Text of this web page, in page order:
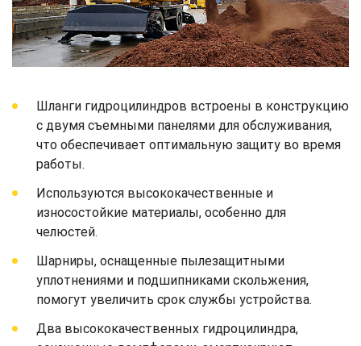
Шланги гидроцилиндров встроены в конструкцию
с двумя съемными панелями для обслуживания,
что обеспечивает оптимальную защиту во время
работы.
Используются высококачественные и
износостойкие материалы, особенно для
челюстей.
Шарниры, оснащенные пылезащитными
уплотнениями и подшипниками скольжения,
помогут увеличить срок службы устройства.
Два высококачественных гидроцилиндра,